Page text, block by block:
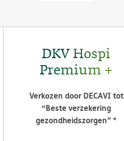
DKV Hospi
Premium +
Verkozen door DECAVI tot
“Beste verzekering
gezondheidszorgen” *